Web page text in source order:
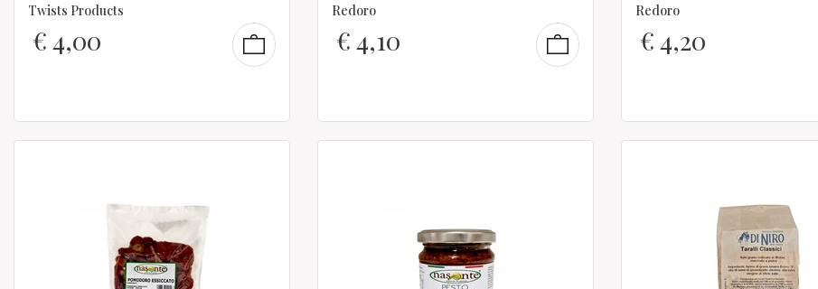
Twists Products
€4,00
Redoro
€4,10
Redoro
€4,20